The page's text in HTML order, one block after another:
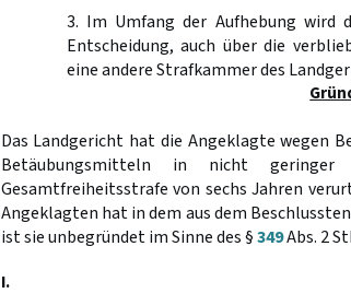
3. Im Umfang der Aufhebung wird
Entscheidung, auch über die
eine andere Strafkammer des
Das Landgericht hat die Angeklagte wegen
Betäubungsmitteln in nicht
Gesamtfreiheitsstrafe von sechs Jahren
Angeklagten hat in dem aus dem
ist sie unbegründet im Sinne des §349Abs. 2
I.